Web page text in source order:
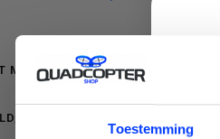
Toestemming
MET RUIM 10
MORGEN IN